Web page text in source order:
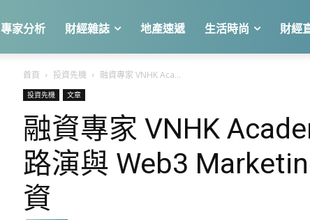
專家分析 財經雜誌 地產速遞 生活時尚 財經
首頁 投資先機 融資專家 VNHK Aca...
投資先機 文章
融資專家 VNHK
路演與 Web3
資